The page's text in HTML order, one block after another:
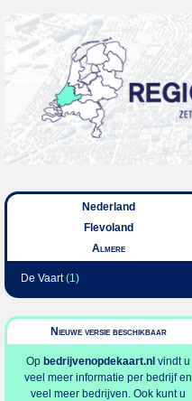
Nederland
Flevoland
Almere
De Vaart(1)
Nieuwe versie beschikbaar
Op bedrijvenopdekaart.nl vindt u
veel meer informatie per bedrijf en
veel meer bedrijven. Ook kunt u